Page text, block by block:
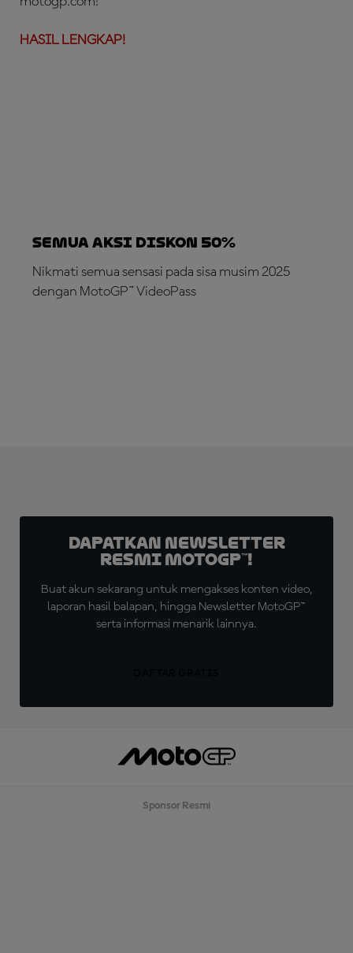
HASIL LENGKAP!
SEMUA AKSI DISKON 50%
Nikmati semua sensasi pada sisa musim 2025
dengan MotoGP™ VideoPass
Dapatkan Newsletter
Resmi MotoGP™!
Buat akun sekarang untuk mengakses konten video,
laporan hasil balapan, hingga Newsletter MotoGP™
serta informasi menarik lainnya.
Sponsor Resmi